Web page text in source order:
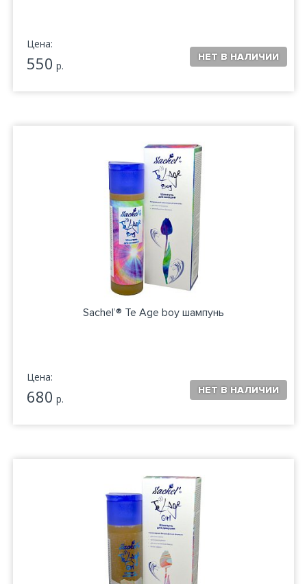
Цена:
550 р.
Sachel’® Te Age boy шампунь
Цена:
680 р.